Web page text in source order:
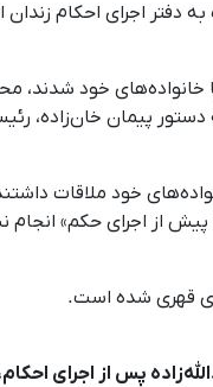
و انقلاب به دفتر اجرای
با خانواده‌های خود
پیمان خان‌زاده،
خود ملاقات
از اجرای حکم» انجام
قهری شده است.
پس از اجرای